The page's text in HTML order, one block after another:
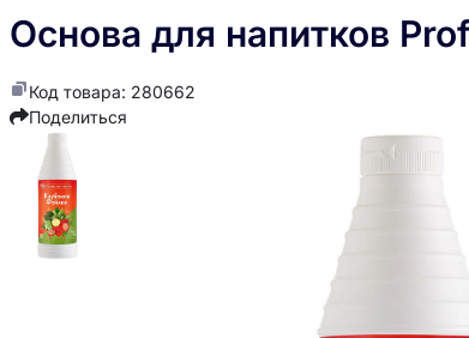
Основа для напитков
Код товара: 280662
Поделиться